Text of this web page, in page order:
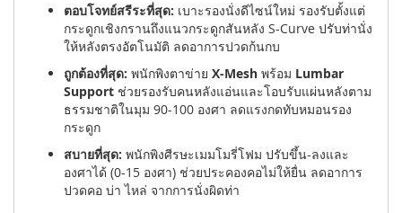
ตอบโจทย์สรีระที่สุด: เบาะรองนั่งดีไซน์ใหม่ รองรับตั้งแต่
กระดูกเชิงกรานถึงแนวกระดูกสันหลัง S-Curve ปรับท่านั่ง
ให้หลังตรงอัตโนมัติ ลดอาการปวดก้นกบ
ถูกต้องที่สุด: พนักพิงตาข่าย X-Mesh พร้อม Lumbar
Support ช่วยรองรับคนหลังแอ่นและโอบรับแผ่นหลังตาม
ธรรมชาติในมุม 90-100 องศา ลดแรงกดทับหมอนรอง
กระดูก
สบายที่สุด: พนักพิงศีรษะเมมโมรี่โฟม ปรับขึ้น-ลงและ
องศาได้ (0-15 องศา) ช่วยประคองคอไม่ให้ยื่น ลดอาการ
ปวดคอ บ่า ไหล่ จากการนั่งผิดท่า